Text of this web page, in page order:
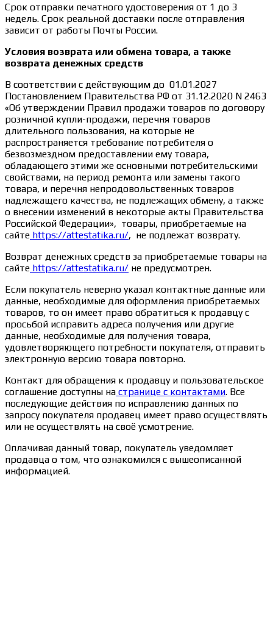
Срок отправки печатного удостоверения от 1 до 3
недель. Срок реальной доставки после отправления
зависит от работы Почты России.
Условия возврата или обмена товара, а также
возврата денежных средств
В соответствии с действующим до 01.01.2027
Постановлением Правительства РФ от 31.12.2020 N 2463
«Об утверждении Правил продажи товаров по договору
розничной купли-продажи, перечня товаров
длительного пользования, на которые не
распространяется требование потребителя о
безвозмездном предоставлении ему товара,
обладающего этими же основными потребительскими
свойствами, на период ремонта или замены такого
товара, и перечня непродовольственных товаров
надлежащего качества, не подлежащих обмену, а также
о внесении изменений в некоторые акты Правительства
Российской Федерации», товары, приобретаемые на
сайте https://attestatika.ru/, не подлежат возврату.
Возврат денежных средств за приобретаемые товары на
сайте https://attestatika.ru/ не предусмотрен.
Если покупатель неверно указал контактные данные или
данные, необходимые для оформления приобретаемых
товаров, то он имеет право обратиться к продавцу с
просьбой исправить адреса получения или другие
данные, необходимые для получения товара,
удовлетворяющего потребности покупателя, отправить
электронную версию товара повторно.
Контакт для обращения к продавцу и пользовательское
соглашение доступны на странице с контактами. Все
последующие действия по исправлению данных по
запросу покупателя продавец имеет право осуществлять
или не осуществлять на своё усмотрение.
Оплачивая данный товар, покупатель уведомляет
продавца о том, что ознакомился с вышеописанной
информацией.